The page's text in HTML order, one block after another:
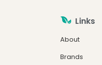
Links
About
Brands